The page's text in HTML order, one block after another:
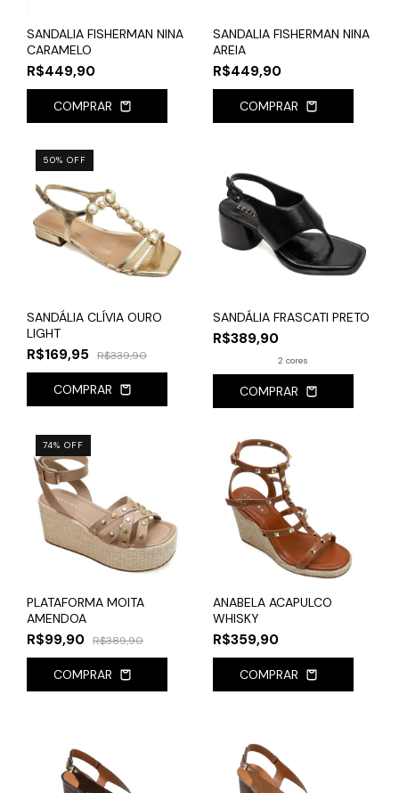
SANDALIA FISHERMAN NINA
CARAMELO
R$449,90
COMPRAR
SANDALIA FISHERMAN NINA
AREIA
R$449,90
COMPRAR
50% OFF
SANDÁLIA CLÍVIA OURO
LIGHT
R$169,95 R$339,90
COMPRAR
SANDÁLIA FRASCATI PRETO
R$389,90
2 cores
COMPRAR
74% OFF
PLATAFORMA MOITA
AMENDOA
R$99,90 R$389,90
COMPRAR
ANABELA ACAPULCO
WHISKY
R$359,90
COMPRAR